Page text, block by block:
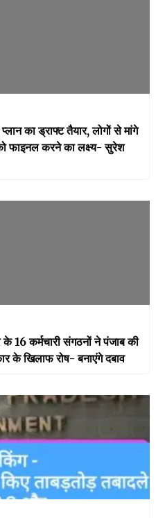
का ड्राफ्ट तैयार, लोगों से मांगे
फाइनल करने का लक्ष्य- सुरेश
16 कर्मचारी संगठनों ने पंजाब की
के खिलाफ रोष- बनाएंगे दबाव